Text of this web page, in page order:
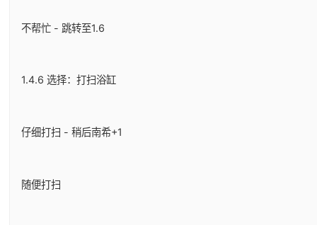
不帮忙 - 跳转至1.6
1.4.6 选择：打扫浴缸
仔细打扫 - 稍后南希+1
随便打扫